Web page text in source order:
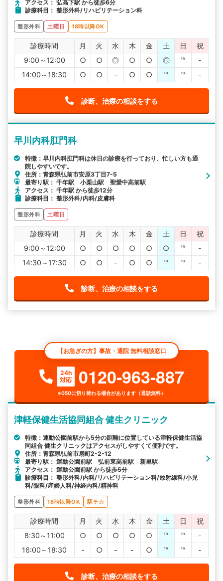
アクセス： 弘高下駅 から徒歩6分
診療科目： 整形外科/リハビリテーション科
整形外科 土曜日 18時以降OK
診療時間 月 火 水 木 金 土 日
祝
9:00～12:00
○ ○ ◎ ○ ○ ◎ ℡
-
14:00～18:30
○ ○ - ○ ○ ℡ ℡ -
診断、治療の相談をする
早川内科肛門科
特徴：早川内科肛門科は休日の診療を行っており、忙しい方も通
院しやすいです。
住所：青森県弘前市安原3丁目7-5
最寄り駅： 千年駅 小栗山駅 聖愛中高前駅
アクセス： 千年駅 から徒歩12分
診療科目： 整形外科/内科/皮膚科
整形外科 土曜日
診療時間 月 火 水 木 金 土 日
祝
9:00～12:00
○ ○ ○ ○ ○ ○ ℡
-
14:30～17:30
○ ○ - ○ ○ ℡ ℡ -
診断、治療の相談をする
【お急ぎの方】事故・通院 無料相談窓口
24h
対応
0120-963-887
※050に切り替わる場合があります（通話無料）
津軽保健生活協同組合 健生クリニック
特徴：運動公園前駅から5分の距離に位置している津軽保健生活協
同組合 健生クリニックはアクセスがしやすくて便利です。
住所：青森県弘前市扇町2-2-12
最寄り駅： 運動公園前駅 弘前東高前駅 新里駅
アクセス： 運動公園前駅 から徒歩5分
診療科目： 整形外科/内科/リハビリテーション科/放射線科/小児
科/眼科/産婦人科/神経内科/精神科
整形外科 18時以降OK 駅チカ
診療時間 月 火 水 木 金 土 日
祝
8:30～11:00
○ ○ ○ ○ ○ ℡ ℡
-
16:00～18:30
- ○ - - ○ ℡ ℡ -
診断、治療の相談をする